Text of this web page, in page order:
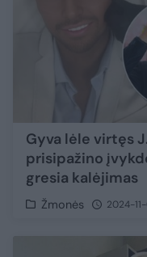
Gyva lėle virtęs
prisipažino
gresia kalėjimas
Žmonės 2024-